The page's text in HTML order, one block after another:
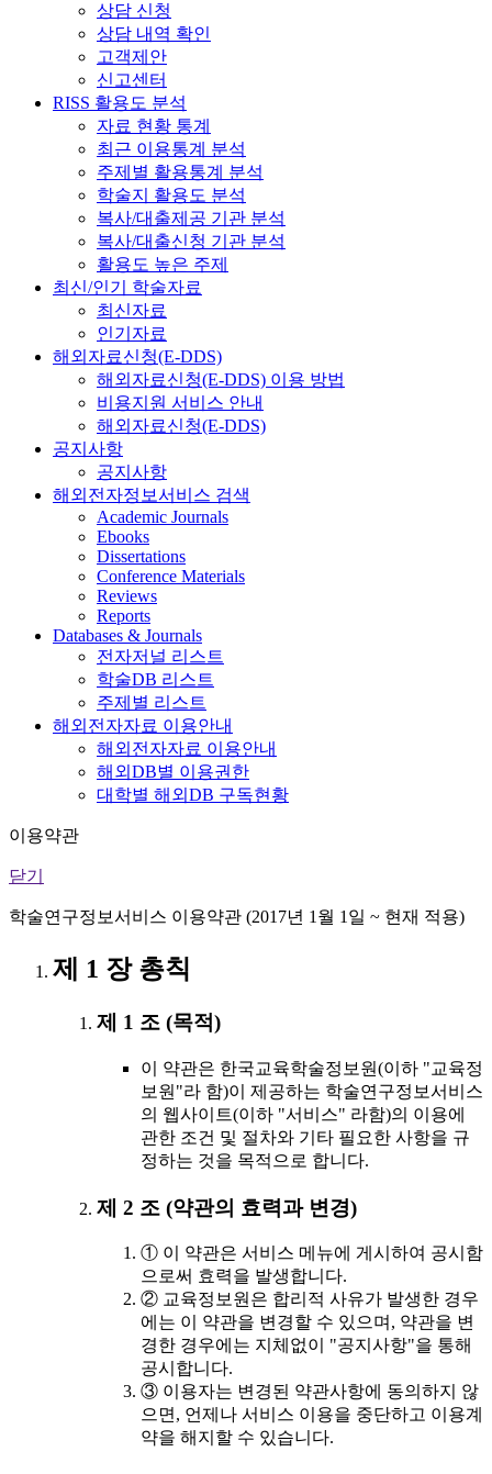
상담 신청
상담 내역 확인
고객제안
신고센터
RISS 활용도 분석
자료 현황 통계
최근 이용통계 분석
주제별 활용통계 분석
학술지 활용도 분석
복사/대출제공 기관 분석
복사/대출신청 기관 분석
활용도 높은 주제
최신/인기 학술자료
최신자료
인기자료
해외자료신청(E-DDS)
해외자료신청(E-DDS) 이용 방법
비용지원 서비스 안내
해외자료신청(E-DDS)
공지사항
공지사항
해외전자정보서비스 검색
Academic Journals
Ebooks
Dissertations
Conference Materials
Reviews
Reports
Databases & Journals
전자저널 리스트
학술DB 리스트
주제별 리스트
해외전자자료 이용안내
해외전자자료 이용안내
해외DB별 이용권한
대학별 해외DB 구독현황
이용약관
닫기
학술연구정보서비스 이용약관 (2017년 1월 1일 ~ 현재 적용)
제 1 장 총칙
제 1 조 (목적)
이 약관은 한국교육학술정보원(이하 "교육정
보원"라 함)이 제공하는 학술연구정보서비스
의 웹사이트(이하 "서비스" 라함)의 이용에
관한 조건 및 절차와 기타 필요한 사항을 규
정하는 것을 목적으로 합니다.
제 2 조 (약관의 효력과 변경)
① 이 약관은 서비스 메뉴에 게시하여 공시함
으로써 효력을 발생합니다.
② 교육정보원은 합리적 사유가 발생한 경우
에는 이 약관을 변경할 수 있으며, 약관을 변
경한 경우에는 지체없이 "공지사항"을 통해
공시합니다.
③ 이용자는 변경된 약관사항에 동의하지 않
으면, 언제나 서비스 이용을 중단하고 이용계
약을 해지할 수 있습니다.